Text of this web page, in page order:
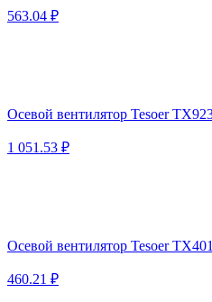
563.04 ₽
Осевой вентилятор Tesoer
1 051.53 ₽
Осевой вентилятор Tesoer
460.21 ₽